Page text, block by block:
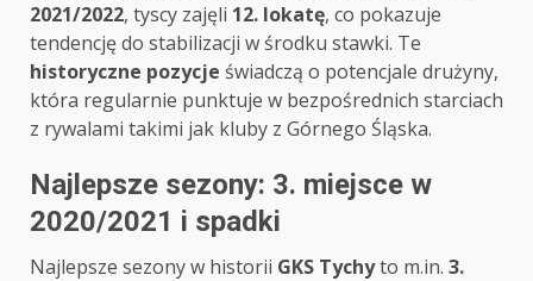
2021/2022, tyscy zajęli 12. lokatę, co pokazuje
tendencję do stabilizacji w środku stawki. Te
historyczne pozycje świadczą o potencjale drużyny,
która regularnie punktuje w bezpośrednich starciach
z rywalami takimi jak kluby z Górnego Śląska.
Najlepsze sezony: 3. miejsce w
2020/2021 i spadki
Najlepsze sezony w historii GKS Tychyto m.in. 3.